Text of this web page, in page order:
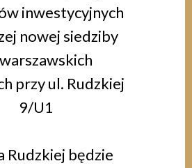
inwestycyjnych
nowej siedziby
przy ul. Rudzkiej
9/U1
Rudzkiej będzie